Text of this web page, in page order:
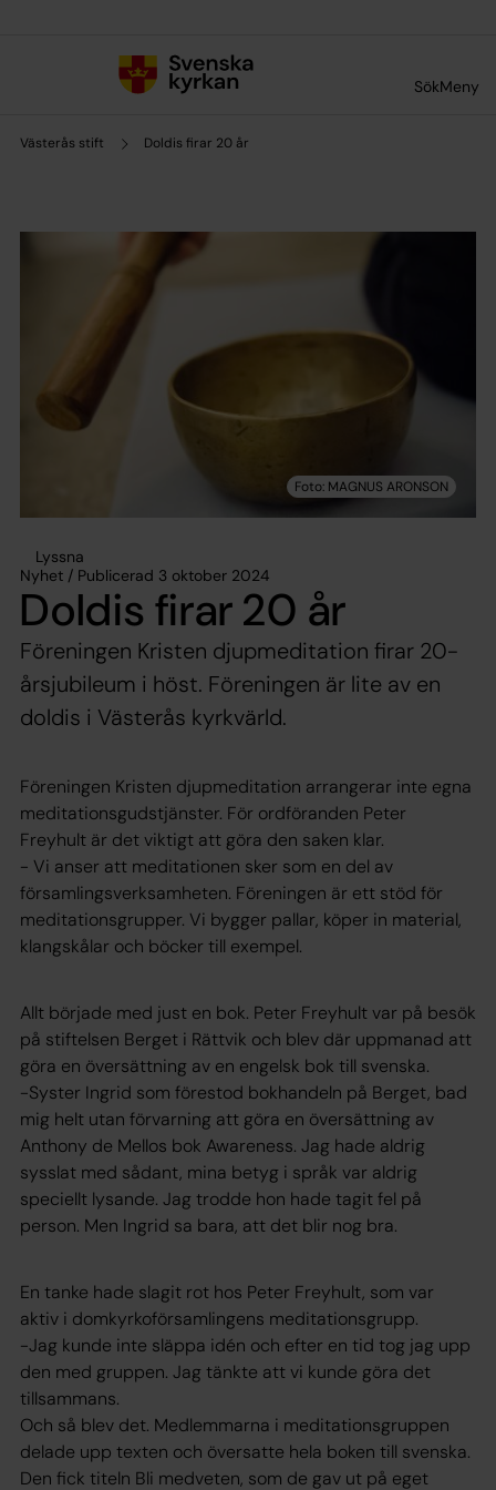
SökMeny
Västerås stift Doldis firar 20 år
Lyssna
Nyhet / Publicerad 3 oktober 2024
Doldis firar 20 år
Föreningen Kristen djupmeditation firar 20-
årsjubileum i höst. Föreningen är lite av en
doldis i Västerås kyrkvärld.
Föreningen Kristen djupmeditation arrangerar inte egna
meditationsgudstjänster. För ordföranden Peter
Freyhult är det viktigt att göra den saken klar.
- Vi anser att meditationen sker som en del av
församlingsverksamheten. Föreningen är ett stöd för
meditationsgrupper. Vi bygger pallar, köper in material,
klangskålar och böcker till exempel.
Allt började med just en bok. Peter Freyhult var på besök
på stiftelsen Berget i Rättvik och blev där uppmanad att
göra en översättning av en engelsk bok till svenska.
-Syster Ingrid som förestod bokhandeln på Berget, bad
mig helt utan förvarning att göra en översättning av
Anthony de Mellos bok Awareness. Jag hade aldrig
sysslat med sådant, mina betyg i språk var aldrig
speciellt lysande. Jag trodde hon hade tagit fel på
person. Men Ingrid sa bara, att det blir nog bra.
En tanke hade slagit rot hos Peter Freyhult, som var
aktiv i domkyrkoförsamlingens meditationsgrupp.
-Jag kunde inte släppa idén och efter en tid tog jag upp
den med gruppen. Jag tänkte att vi kunde göra det
tillsammans.
Och så blev det. Medlemmarna i meditationsgruppen
delade upp texten och översatte hela boken till svenska.
Den fick titeln Bli medveten, som de gav ut på eget